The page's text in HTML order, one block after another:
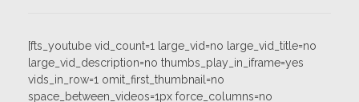
[fts_youtube vid_count=1 large_vid=no large_vid_title=no
large_vid_description=no thumbs_play_in_iframe=yes
vids_in_row=1 omit_first_thumbnail=no
space_between_videos=1px force_columns=no